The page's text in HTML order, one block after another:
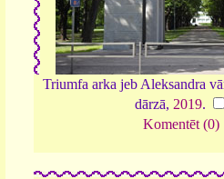
Triumfa arka jeb Aleksandra
dārzā, 2019.
Komentēt (0)